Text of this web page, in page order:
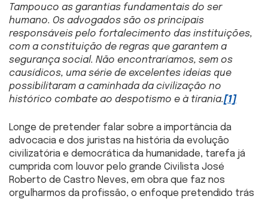
Tampouco as garantias fundamentais do ser
humano. Os advogados são os principais
responsáveis pelo fortalecimento das instituições,
com a constituição de regras que garantem a
segurança social. Não encontraríamos, sem os
causídicos, uma série de excelentes ideias que
possibilitaram a caminhada da civilização no
histórico combate ao despotismo e à tirania.[1]
Longe de pretender falar sobre a importância da
advocacia e dos juristas na história da evolução
civilizatória e democrática da humanidade, tarefa já
cumprida com louvor pelo grande Civilista José
Roberto de Castro Neves, em obra que faz nos
orgulharmos da profissão, o enfoque pretendido trás